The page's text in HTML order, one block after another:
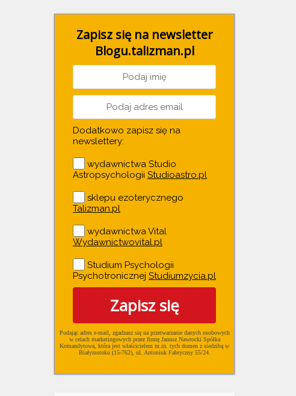
Zapisz się na newsletter
Blogu.talizman.pl
Dodatkowo zapisz się na
newslettery:
wydawnictwa Studio
Astropsychologii Studioastro.pl
sklepu ezoterycznego
Talizman.pl
wydawnictwa Vital
Wydawnictwovital.pl
Studium Psychologii
Psychotronicznej Studiumzycia.pl
Zapisz się
Podając adres e-mail, zgadzasz się na przetwarzanie danych osobowych
w ce­lach mar­ke­tin­go­wych przez firmę Janusz Nawrocki Spółka
Komandytowa, która jest właścicielem m.in. tych domen z siedzibą w
Białymstoku (15-762), ul. Antoniuk Fabryczny 55/24.